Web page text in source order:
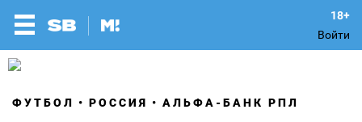
Войти
ФУТБОЛ РОССИЯ АЛЬФА-БАНК РПЛ